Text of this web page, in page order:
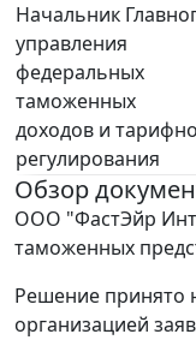
Начальник
управления
федеральных
таможенных
доходов и
регулирования
Обзор
ООО "ФастЭйр
таможенных
Решение принято
организацией